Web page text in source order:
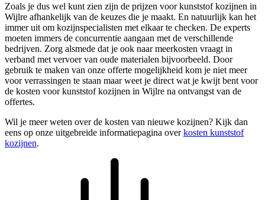
Zoals je dus wel kunt zien zijn de prijzen voor kunststof kozijnen in
Wijlre afhankelijk van de keuzes die je maakt. En natuurlijk kan het
immer uit om kozijnspecialisten met elkaar te checken. De experts
moeten immers de concurrentie aangaan met de verschillende
bedrijven. Zorg alsmede dat je ook naar meerkosten vraagt in
verband met vervoer van oude materialen bijvoorbeeld. Door
gebruik te maken van onze offerte mogelijkheid kom je niet meer
voor verrassingen te staan maar weet je direct wat je kwijt bent voor
de kosten voor kunststof kozijnen in Wijlre na ontvangst van de
offertes.
Wil je meer weten over de kosten van nieuwe kozijnen? Kijk dan
eens op onze uitgebreide informatiepagina overkosten kunststof
kozijnen.